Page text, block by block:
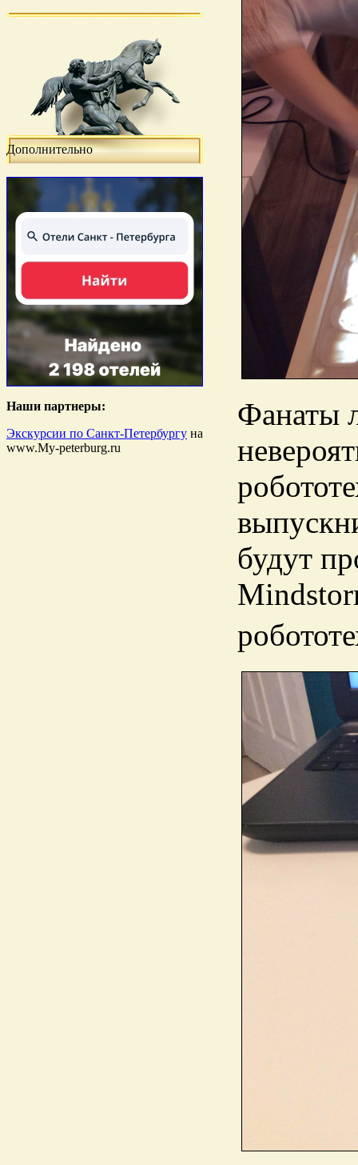
Дополнительно
Наши партнеры:
Экскурсии по Санкт-Петербургу на
www.My-peterburg.ru
Фанаты
будут